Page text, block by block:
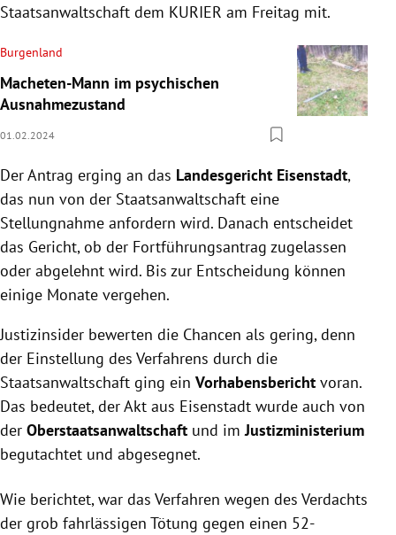
Staatsanwaltschaft dem KURIER am Freitag mit.
Burgenland
Macheten-Mann im psychischen
Ausnahmezustand
01.02.2024
Der Antrag erging an das Landesgericht Eisenstadt,
das nun von der Staatsanwaltschaft eine
Stellungnahme anfordern wird. Danach entscheidet
das Gericht, ob der Fortführungsantrag zugelassen
oder abgelehnt wird. Bis zur Entscheidung können
einige Monate vergehen.
Justizinsider bewerten die Chancen als gering, denn
der Einstellung des Verfahrens durch die
Staatsanwaltschaft ging ein Vorhabensbericht voran.
Das bedeutet, der Akt aus Eisenstadt wurde auch von
der Oberstaatsanwaltschaft und imJustizministerium
begutachtet und abgesegnet.
Wie berichtet, war das Verfahren wegen des Verdachts
der grob fahrlässigen Tötung gegen einen 52-